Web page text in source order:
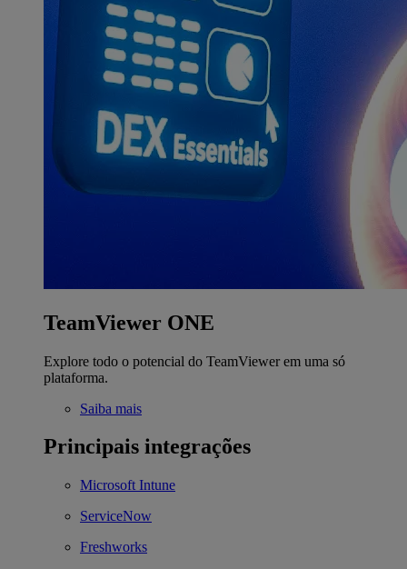
TeamViewer ONE
Explore todo o potencial do TeamViewer em uma só
plataforma.
Saiba mais
Principais integrações
Microsoft Intune
ServiceNow
Freshworks